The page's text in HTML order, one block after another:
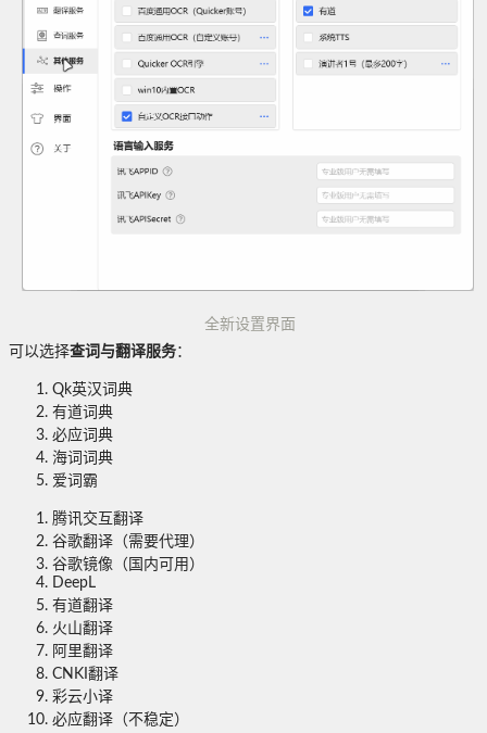
全新设置界面
可以选择查词与翻译服务：
Qk英汉词典
有道词典
必应词典
海词词典
爱词霸
腾讯交互翻译
谷歌翻译（需要代理）
谷歌镜像（国内可用）
DeepL
有道翻译
火山翻译
阿里翻译
CNKI翻译
彩云小译
必应翻译（不稳定）